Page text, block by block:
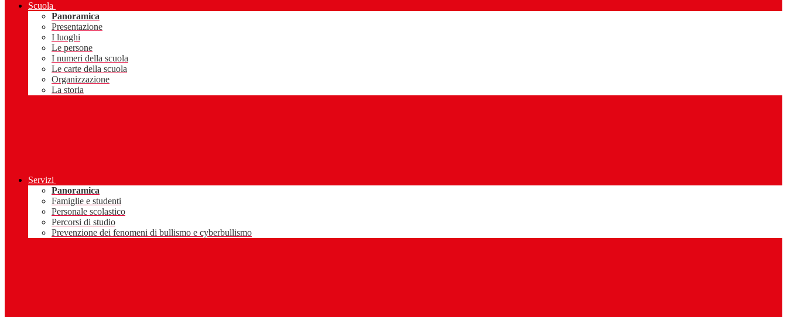
Scuola
Panoramica
Presentazione
I luoghi
Le persone
I numeri della scuola
Le carte della scuola
Organizzazione
La storia
Servizi
Panoramica
Famiglie e studenti
Personale scolastico
Percorsi di studio
Prevenzione dei fenomeni di bullismo e cyberbullismo